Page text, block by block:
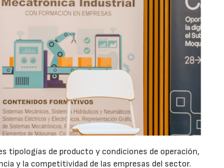
tipologías de producto y condiciones de operación,
y la competitividad de las empresas del sector.